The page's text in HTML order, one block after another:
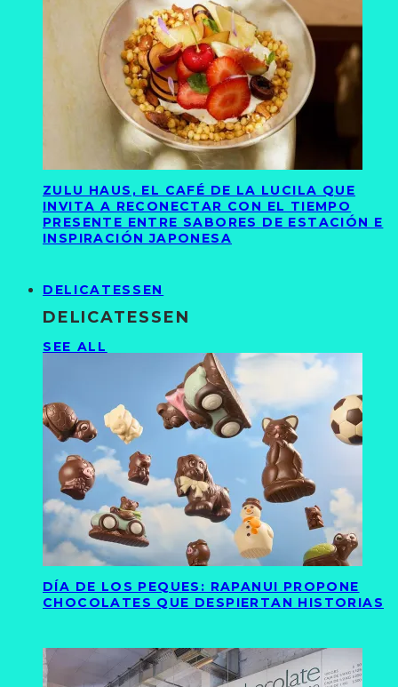
ZULU HAUS, EL CAFÉ DE LA LUCILA QUE
INVITA A RECONECTAR CON EL TIEMPO
PRESENTE ENTRE SABORES DE ESTACIÓN E
INSPIRACIÓN JAPONESA
DELICATESSEN
DELICATESSEN
SEE ALL
DÍA DE LOS PEQUES: RAPANUI PROPONE
CHOCOLATES QUE DESPIERTAN HISTORIAS